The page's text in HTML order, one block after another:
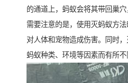
的通道上，蚂蚁会将其带回巢穴
需要注意的是，使用灭蚂蚁方
对人体和宠物造成伤害。同时
蚂蚁种类、环境等因素而有所不